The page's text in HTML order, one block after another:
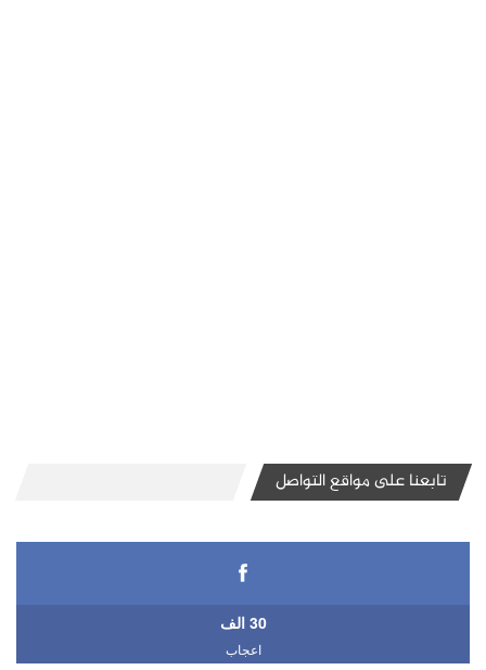
تابعنا على مواقع التواصل
30 الف
اعجاب